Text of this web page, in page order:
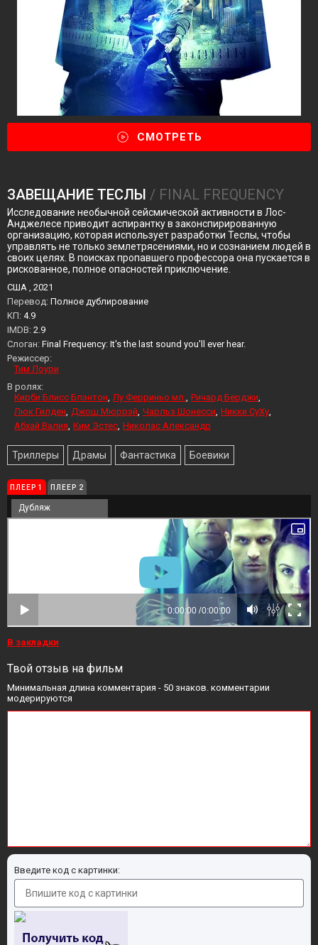
СМОТРЕТЬ
ЗАВЕЩАНИЕ ТЕСЛЫ / FINAL FREQUENCY
Исследование необычной сейсмической активности в Лос-
Анджелесе приводит аспирантку в законспирированную
организацию, которая использует разработки Теслы, чтобы
управлять не только землетрясениями, но и сознанием людей в
своих целях. В поисках пропавшего профессора она пускается в
рискованное, полное опасностей приключение.
США , 2021
Перевод: Полное дублирование
KП: 4.9
IMDB: 2.9
Слоган: Final Frequency: It's the last sound you'll ever hear.
Режиссер:
Тим Лоури
В ролях:
Кирби Блисс Блэнтон Лу Ферриньо мл. Ричард Берджи
Люк Гилден Джош Мюррэй Чарльз Шонесси Никки СуХу
Абхай Валия Ким Эстес Николас Александр
Триллеры Драмы Фантастика Боевики
ПЛЕЕР 1 ПЛЕЕР 2
Дубляж
В закладки
Твой отзыв на фильм
Минимальная длина комментария - 50 знаков. комментарии
модерируются
Введите код с картинки: